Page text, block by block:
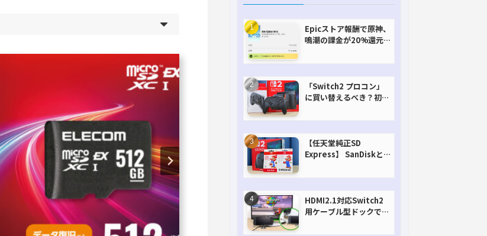
Epicストア報酬で原神、
鳴潮の課金が20%還元
「Switch2 プロコン」
に買い替えるべき？初代
【任天堂純正SD
Express】 SanDiskと
HDMI2.1対応Switch2
用ケーブル型ドックで省